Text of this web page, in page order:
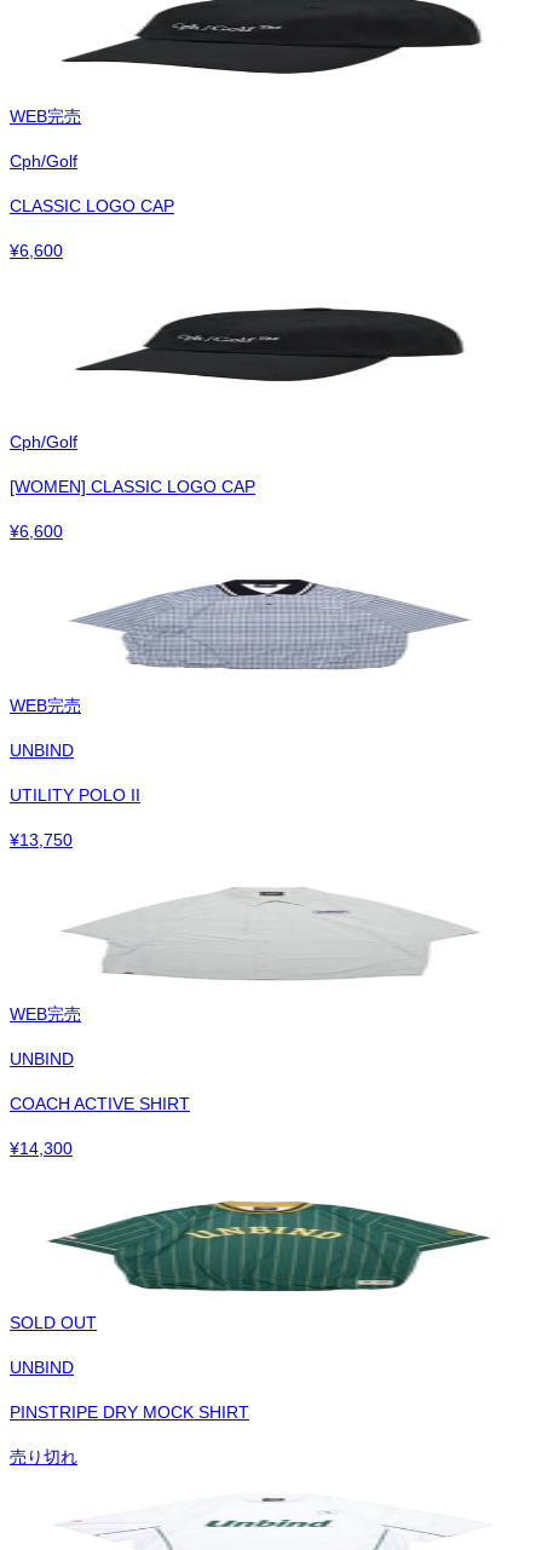
WEB完売
Cph/Golf
CLASSIC LOGO CAP
¥6,600
Cph/Golf
[WOMEN] CLASSIC LOGO CAP
¥6,600
WEB完売
UNBIND
UTILITY POLO II
¥13,750
WEB完売
UNBIND
COACH ACTIVE SHIRT
¥14,300
SOLD OUT
UNBIND
PINSTRIPE DRY MOCK SHIRT
売り切れ